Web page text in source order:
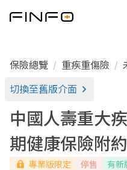
保險總覽 重疾重傷險
切換至舊版介面
中國人壽重大
期健康保險附約
專業版限定 停售 有新